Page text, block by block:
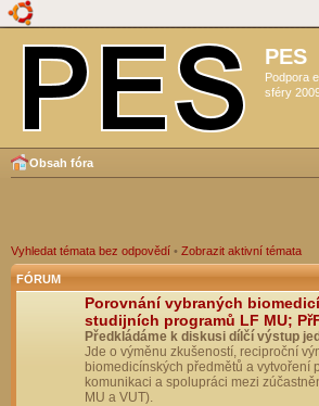
PES
Podpora
sféry
Obsah fóra
Vyhledat témata bez odpovědí • Zobrazit aktivní témata
FÓRUM
Porovnání vybraných
studijních programů LF MU;
Předkládáme k diskusi dílčí výstup
Jde o výměnu zkušeností, reciproční
biomedicínských předmětů a vytvoření
komunikaci a spolupráci mezi
MU a VUT).